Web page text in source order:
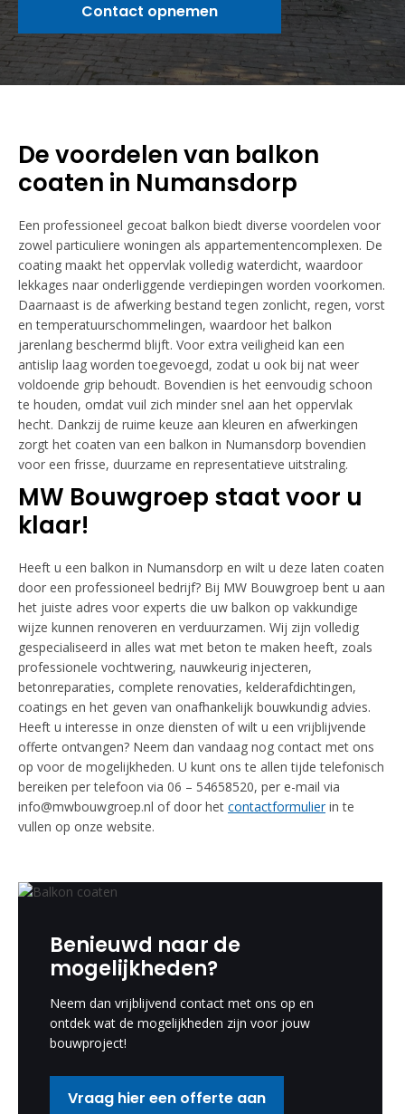
Contact opnemen
De voordelen van balkon
coaten in Numansdorp
Een professioneel gecoat balkon biedt diverse voordelen voor
zowel particuliere woningen als appartementencomplexen. De
coating maakt het oppervlak volledig waterdicht, waardoor
lekkages naar onderliggende verdiepingen worden voorkomen.
Daarnaast is de afwerking bestand tegen zonlicht, regen, vorst
en temperatuurschommelingen, waardoor het balkon
jarenlang beschermd blijft. Voor extra veiligheid kan een
antislip laag worden toegevoegd, zodat u ook bij nat weer
voldoende grip behoudt. Bovendien is het eenvoudig schoon
te houden, omdat vuil zich minder snel aan het oppervlak
hecht. Dankzij de ruime keuze aan kleuren en afwerkingen
zorgt het coaten van een balkon in Numansdorp bovendien
voor een frisse, duurzame en representatieve uitstraling.
MW Bouwgroep staat voor u
klaar!
Heeft u een balkon in Numansdorp en wilt u deze laten coaten
door een professioneel bedrijf? Bij MW Bouwgroep bent u aan
het juiste adres voor experts die uw balkon op vakkundige
wijze kunnen renoveren en verduurzamen. Wij zijn volledig
gespecialiseerd in alles wat met beton te maken heeft, zoals
professionele vochtwering, nauwkeurig injecteren,
betonreparaties, complete renovaties, kelderafdichtingen,
coatings en het geven van onafhankelijk bouwkundig advies.
Heeft u interesse in onze diensten of wilt u een vrijblijvende
offerte ontvangen? Neem dan vandaag nog contact met ons
op voor de mogelijkheden. U kunt ons te allen tijde telefonisch
bereiken per telefoon via 06 – 54658520, per e-mail via
info@mwbouwgroep.nl of door het contactformulierin te
vullen op onze website.
Benieuwd naar de
mogelijkheden?
Neem dan vrijblijvend contact met ons op en
ontdek wat de mogelijkheden zijn voor jouw
bouwproject!
Vraag hier een offerte aan